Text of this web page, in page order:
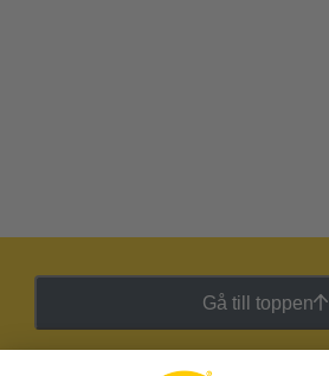
Gå till toppen